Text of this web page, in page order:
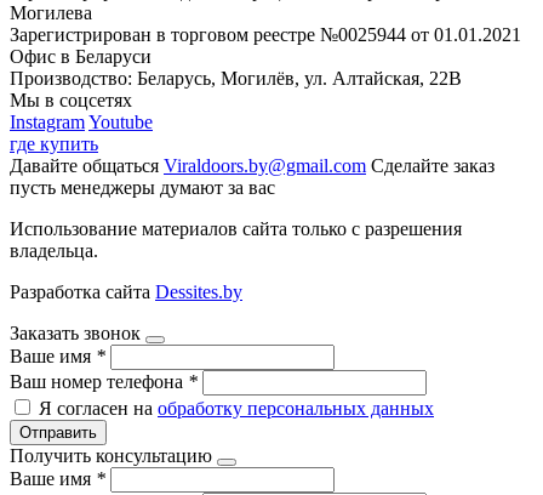
Могилева
Зарегистрирован в торговом реестре №0025944 от 01.01.2021
Офис в Беларуси
Производство: Беларусь, Могилёв, ул. Алтайская, 22В
Мы в соцсетях
InstagramYoutube
где купить
Давайте общаться Viraldoors.by@gmail.com Сделайте заказ
пусть менеджеры думают за вас
Использование материалов сайта только с разрешения
владельца.
Разработка сайта Dessites.by
Заказать звонок
Ваше имя *
Ваш номер телефона *
Я согласен на обработку персональных данных
Отправить
Получить консультацию
Ваше имя *